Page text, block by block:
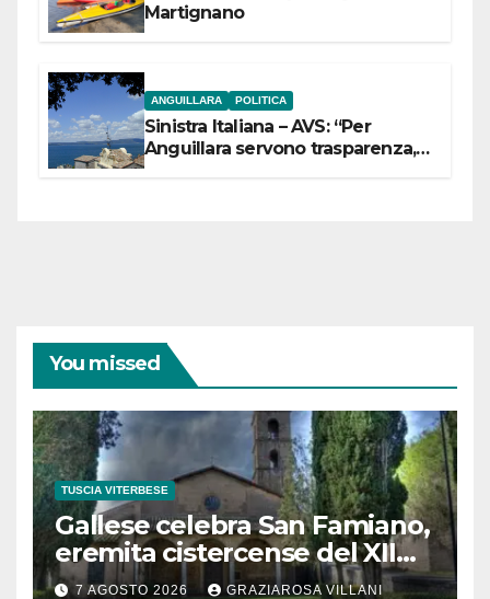
Martignano
ANGUILLARA POLITICA
Sinistra Italiana – AVS: “Per
Anguillara servono trasparenza,
You missed
TUSCIA VITERBESE
Gallese celebra San Famiano,
eremita cistercense del XII
secolo
7 AGOSTO 2026 GRAZIAROSA VILLANI